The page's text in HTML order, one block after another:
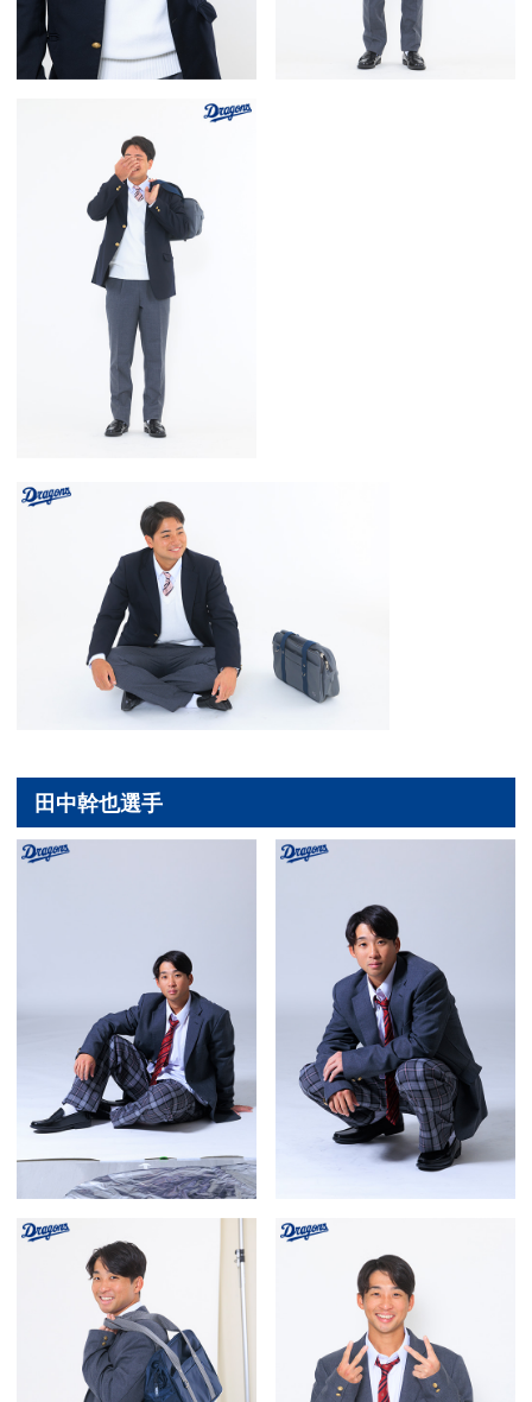
田中幹也選手